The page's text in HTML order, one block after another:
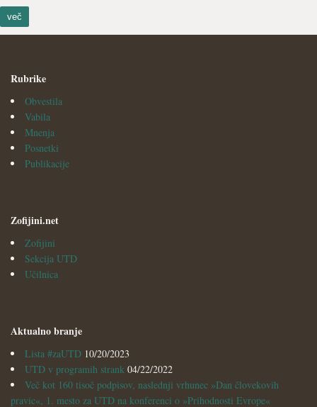
več
Rubrike
Obvestila
Vabila
Mnenja
Posnetki
Publikacije
Zofijini.net
Zofijini
Sekcija UTD
Učilnica
Aktualno branje
Lista #zaUTD 10/20/2023
UTD v programih strank 04/22/2022
Več kot 160 tisoč podpisov, naslednji vrhunec »Dan človekovih
pravic«, 1. mesto za UTD na konferenci o »Prihodnosti Evrope«